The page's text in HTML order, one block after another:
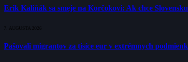
Erik Kaliňák sa smeje na Korčokovi: Ak chce
7. AUGUSTA 2026
Pašovali migrantov za tisíce eur v extrémnych